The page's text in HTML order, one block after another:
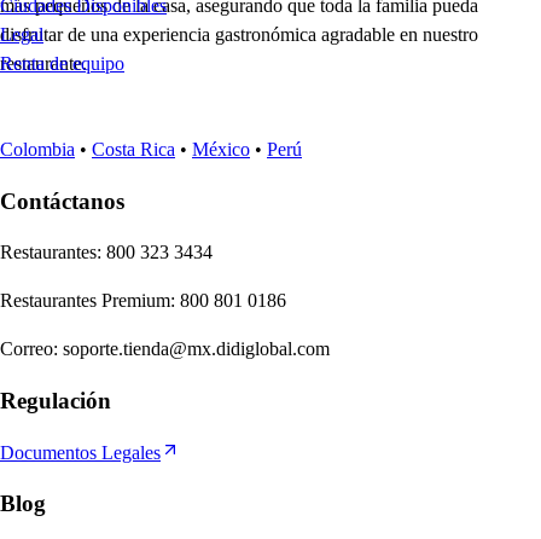
más pequeños de la casa, asegurando que toda la familia pueda
disfrutar de una experiencia gastronómica agradable en nuestro
restaurante.
Ciudades Disponibles
Legal
Renta de equipo
Colombia • Costa Rica • México • Perú
Contáctanos
Restaurantes: 800 323 3434
Restaurantes Premium: 800 801 0186
Correo: soporte.tienda@mx.didiglobal.com
Regulación
Documentos Legales
Blog